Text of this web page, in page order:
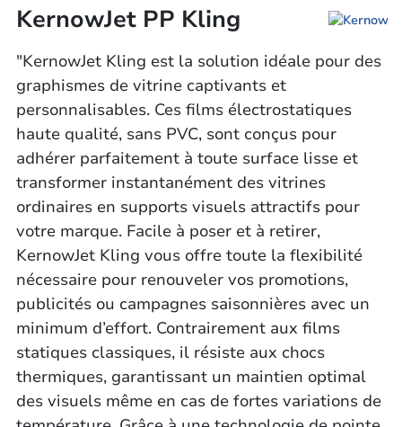
KernowJet PP Kling
"KernowJet Kling est la solution idéale pour des
graphismes de vitrine captivants et
personnalisables. Ces films électrostatiques
haute qualité, sans PVC, sont conçus pour
adhérer parfaitement à toute surface lisse et
transformer instantanément des vitrines
ordinaires en supports visuels attractifs pour
votre marque. Facile à poser et à retirer,
KernowJet Kling vous offre toute la flexibilité
nécessaire pour renouveler vos promotions,
publicités ou campagnes saisonnières avec un
minimum d’effort. Contrairement aux films
statiques classiques, il résiste aux chocs
thermiques, garantissant un maintien optimal
des visuels même en cas de fortes variations de